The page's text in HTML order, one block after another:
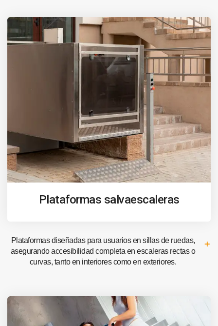
Plataformas salvaescaleras
Plataformas diseñadas para usuarios en sillas de ruedas,
asegurando accesibilidad completa en escaleras rectas o
curvas, tanto en interiores como en exteriores.